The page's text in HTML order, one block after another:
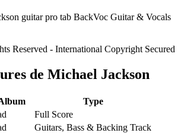
Reserved - International Copyright Secured
de Michael Jackson
Type
Full Score
Guitars, Bass & Backing Track